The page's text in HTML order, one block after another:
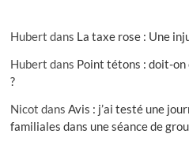
Hubert dans La taxe rose : Une
Hubert dans Point tétons : doit-on
?
Nicot dansAvis : j’ai testé une
familiales dans une séance de